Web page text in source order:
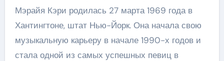
Мэрайя Кэри родилась 27 марта 1969 года в
Хантингтоне, штат Нью-Йорк. Она начала свою
музыкальную карьеру в начале 1990-х годов и
стала одной из самых успешных певиц в